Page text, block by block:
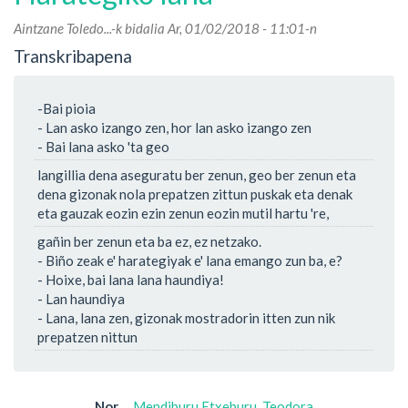
Aintzane Toledo... -k bidalia Ar, 01/02/2018 - 11:01-n
Transkribapena
-Bai pioia
- Lan asko izango zen, hor lan asko izango zen
- Bai lana asko 'ta geo
langillia dena aseguratu ber zenun, geo ber zenun eta
dena gizonak nola prepatzen zittun puskak eta denak
eta gauzak eozin ezin zenun eozin mutil hartu 're,
gañin ber zenun eta ba ez, ez netzako.
- Biño zeak e' harategiyak e' lana emango zun ba, e?
- Hoixe, bai lana lana haundiya!
- Lan haundiya
- Lana, lana zen, gizonak mostradorin itten zun nik
prepatzen nittun